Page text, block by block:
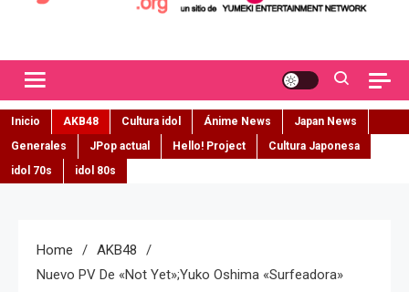
Inicio AKB48 Cultura idol Ánime News
Japan News
Generales
JPop actual Hello! Project
Cultura Japonesa
idol 70s
idol 80s
Home
AKB48
Nuevo PV De «Not Yet»;Yuko Oshima «Surfeadora»